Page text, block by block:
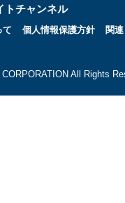
トチャンネル
て 個人情報保護方針 関
All Rights